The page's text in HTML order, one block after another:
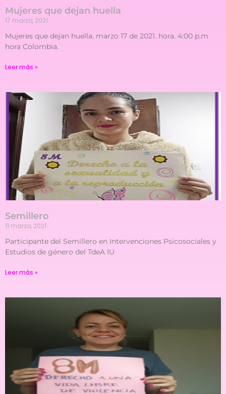
Mujeres que dejan huella
17 marzo, 2021
Mujeres que dejan huella. marzo 17 de 2021. hora. 4:00 p.m
hora Colombia.
Leer más »
Semillero
11 marzo, 2021
Participante del Semillero en Intervenciones Psicosociales y
Estudios de género del TdeA IU
Leer más »